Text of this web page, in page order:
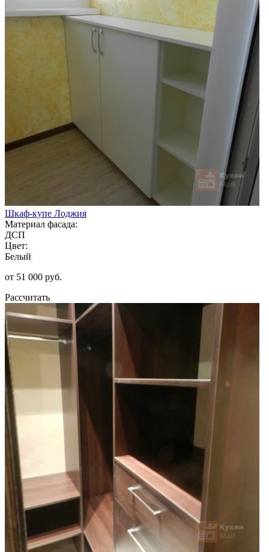
Шкаф-купе Лоджия
Материал фасада:
ДСП
Цвет:
Белый
от 51 000 руб.
Рассчитать